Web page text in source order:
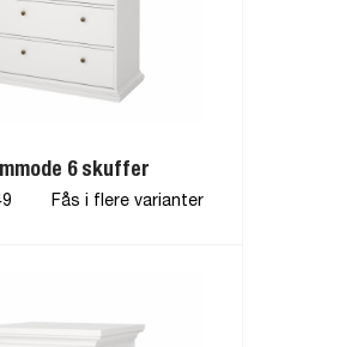
6 skuffer
Fås i flere varianter